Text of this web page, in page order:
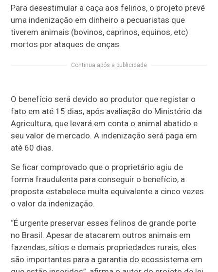
Para desestimular a caça aos felinos, o projeto prevê
uma indenização em dinheiro a pecuaristas que
tiverem animais (bovinos, caprinos, equinos, etc)
mortos por ataques de onças.
Continua após a publicidade
O benefício será devido ao produtor que registar o
fato em até 15 dias, após avaliação do Ministério da
Agricultura, que levará em conta o animal abatido e
seu valor de mercado. A indenização será paga em
até 60 dias.
Se ficar comprovado que o proprietário agiu de
forma fraudulenta para conseguir o benefício, a
proposta estabelece multa equivalente a cinco vezes
o valor da indenização.
“É urgente preservar esses felinos de grande porte
no Brasil. Apesar de atacarem outros animais em
fazendas, sítios e demais propriedades rurais, eles
são importantes para a garantia do ecossistema em